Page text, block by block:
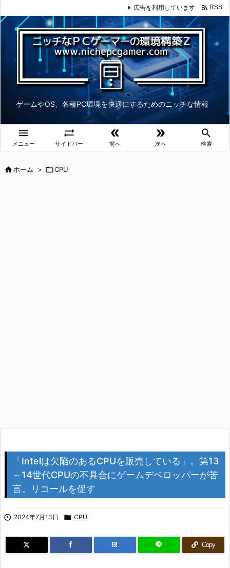
ゲームやOS、各種PC環境を快適にするためのニッチな情報

メニュー

サイドバー

前へ

次へ

検索
広告を利用しています  RSS
ホーム > CPU
「Intelは欠陥のあるCPUを販売している」。第13
～14世代CPUの不具合にゲームデベロッパーが苦
言。リコールを促す
 2024年7月13日  CPU
B! Copy